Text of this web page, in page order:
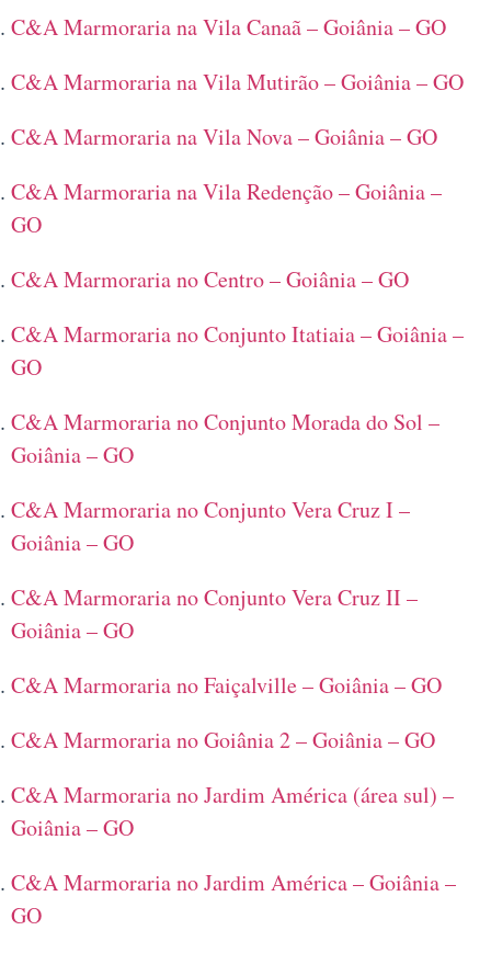
C&A Marmoraria na Vila Canaã – Goiânia – GO
C&A Marmoraria na Vila Mutirão – Goiânia – GO
C&A Marmoraria na Vila Nova – Goiânia – GO
C&A Marmoraria na Vila Redenção – Goiânia –
GO
C&A Marmoraria no Centro – Goiânia – GO
C&A Marmoraria no Conjunto Itatiaia – Goiânia –
GO
C&A Marmoraria no Conjunto Morada do Sol –
Goiânia – GO
C&A Marmoraria no Conjunto Vera Cruz I –
Goiânia – GO
C&A Marmoraria no Conjunto Vera Cruz II –
Goiânia – GO
C&A Marmoraria no Faiçalville – Goiânia – GO
C&A Marmoraria no Goiânia 2 – Goiânia – GO
C&A Marmoraria no Jardim América (área sul) –
Goiânia – GO
C&A Marmoraria no Jardim América – Goiânia –
GO